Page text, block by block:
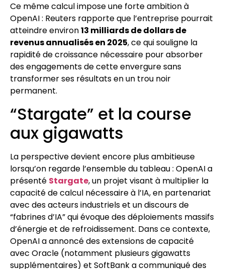
Ce même calcul impose une forte ambition à
OpenAI : Reuters rapporte que l’entreprise pourrait
atteindre environ13 milliards de dollars de
revenus annualisés en 2025, ce qui souligne la
rapidité de croissance nécessaire pour absorber
des engagements de cette envergure sans
transformer ses résultats en un trou noir
permanent.
“Stargate” et la course
aux gigawatts
La perspective devient encore plus ambitieuse
lorsqu’on regarde l’ensemble du tableau : OpenAI a
présenté Stargate, un projet visant à multiplier la
capacité de calcul nécessaire à l’IA, en partenariat
avec des acteurs industriels et un discours de
“fabrines d’IA” qui évoque des déploiements massifs
d’énergie et de refroidissement. Dans ce contexte,
OpenAI a annoncé des extensions de capacité
avec Oracle (notamment plusieurs gigawatts
supplémentaires) et SoftBank a communiqué des